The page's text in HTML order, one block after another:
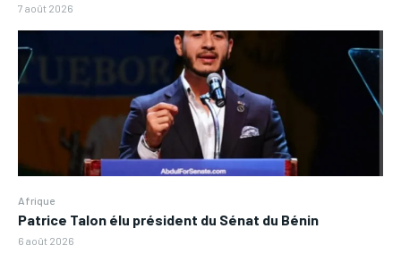
7 août 2026
Afrique
Patrice Talon élu président du Sénat du Bénin
6 août 2026